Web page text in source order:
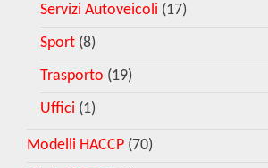
Servizi Autoveicoli (17)
Sport (8)
Trasporto (19)
Uffici (1)
Modelli HACCP (70)